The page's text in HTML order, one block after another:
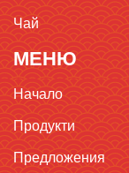
Чай
МЕНЮ
Начало
Продукти
Предложения